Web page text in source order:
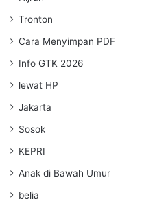
Tronton
Cara Menyimpan PDF
Info GTK 2026
lewat HP
Jakarta
Sosok
KEPRI
Anak di Bawah Umur
belia